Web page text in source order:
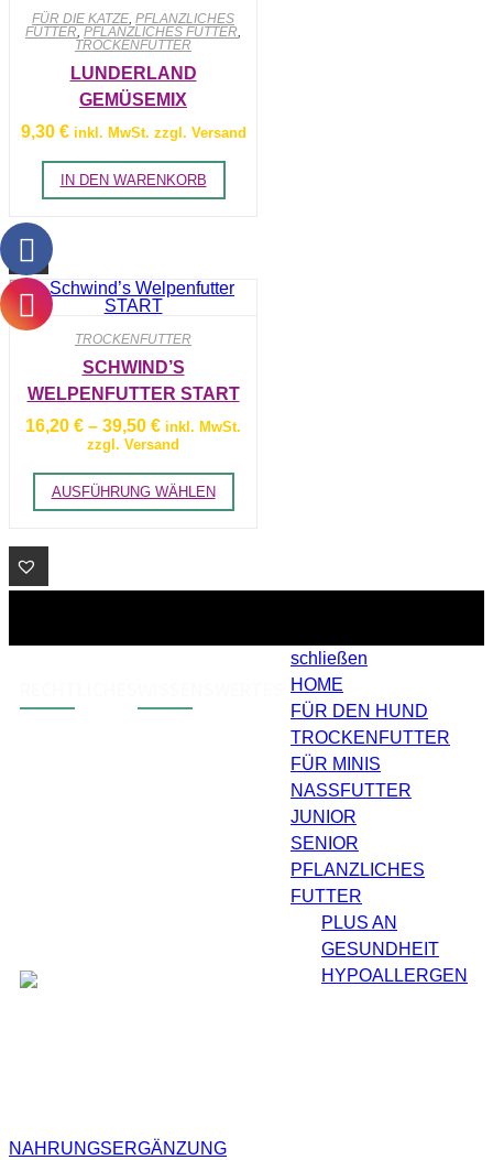
Wunschliste
hinzufügen
FÜR DIE KATZE, PFLANZLICHES
FUTTER, PFLANZLICHES FUTTER,
TROCKENFUTTER
LUNDERLAND
GEMÜSEMIX
9,30 € inkl. MwSt. zzgl. Versand
IN DEN WARENKORB
Zur
Wunschliste
hinzufügen
TROCKENFUTTER
SCHWIND’S
WELPENFUTTER START
16,20 € – 39,50 €Preisspanne:
16,20 €
39,50 €
inkl. MwSt.
zzgl. Versand
AUSFÜHRUNG WÄHLEN
weist
Produktseite
gewählt
Wunschliste
schließen
HOME
FÜR DEN HUND
TROCKENFUTTER
FÜR MINIS
NASSFUTTER
JUNIOR
SENIOR
PFLANZLICHES
FUTTER
PLUS AN
GESUNDHEIT
HYPOALLERGEN
NAHRUNGSERGÄNZUNG